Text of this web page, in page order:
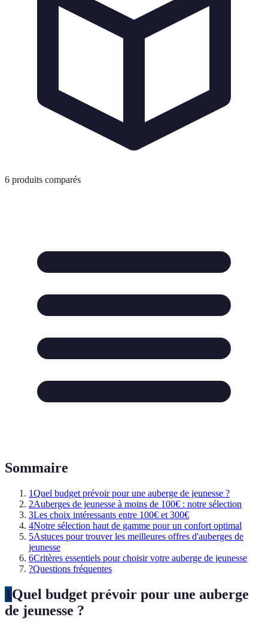
6 produits comparés
Sommaire
1Quel budget prévoir pour une auberge de jeunesse ?
2Auberges de jeunesse à moins de 100€ : notre sélection
3Les choix intéressants entre 100€ et 300€
4Notre sélection haut de gamme pour un confort optimal
5Astuces pour trouver les meilleures offres d'auberges de
jeunesse
6Critères essentiels pour choisir votre auberge de jeunesse
?Questions fréquentes
1Quel budget prévoir pour une auberge
de jeunesse ?